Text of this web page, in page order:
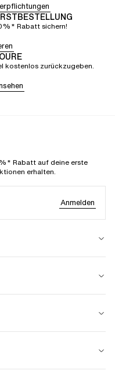
Rabatt sichern!
kostenlos zurückzugeben.
Rabatt auf deine erste
erhalten.
Anmelden